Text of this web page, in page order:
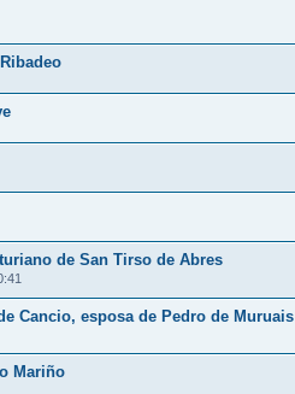
de San Tirso de Abres
Cancio, esposa de Pedro de Muruais
Mariño